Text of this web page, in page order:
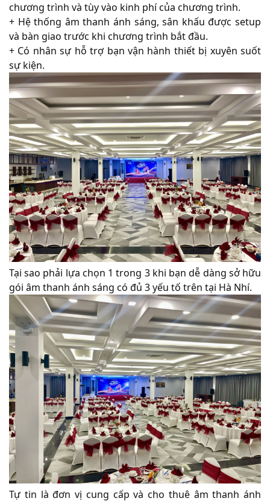
chương trình và tùy vào kinh phí của chương trình.
+ Hệ thống âm thanh ánh sáng, sân khấu được setup
và bàn giao trước khi chương trình bắt đầu.
+ Có nhân sự hỗ trợ bạn vận hành thiết bị xuyên suốt
sự kiện.
Tại sao phải lựa chọn 1 trong 3 khi bạn dễ dàng sở hữu
gói âm thanh ánh sáng có đủ 3 yếu tố trên tại Hà Nhí.
Tự tin là đơn vị cung cấp và cho thuê âm thanh ánh